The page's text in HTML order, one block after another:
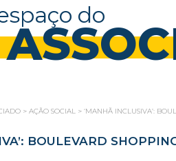
do
> AÇÃO SOCIAL > ‘MANHÃ INCLUSIVA’:
BOULEVARD